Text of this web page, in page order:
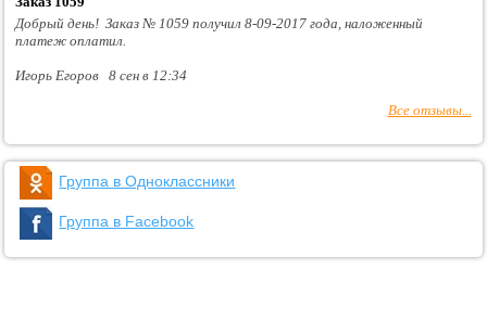
Добрый день! Заказ № 1059 получил 8-09-2017 года, наложенный
платеж оплатил.
Игорь Егоров 8 сен в 12:34
Все отзывы...
Группа в Одноклассники
Группа в Facebook